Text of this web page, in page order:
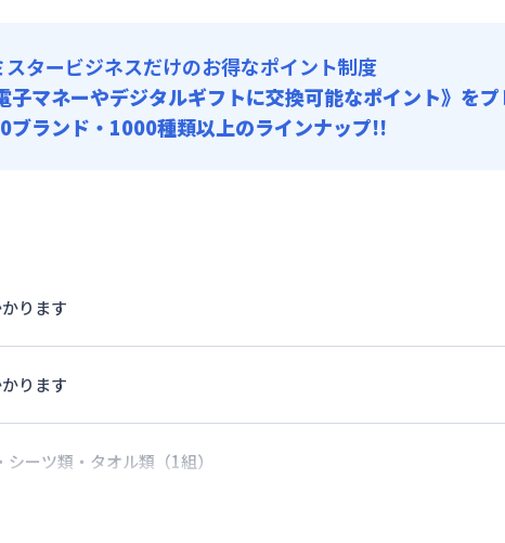
スタービジネスだけのお得なポイント制度
子マネーやデジタルギフトに交換可能なポイント》を
ブランド・1000種類以上のラインナップ!!
ります
ります
シーツ類・タオル類（1組）